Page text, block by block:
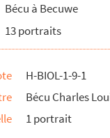
Bécu à Becuwe
13 portraits
H-BIOL-1-9-1
Bécu Charles
1 portrait